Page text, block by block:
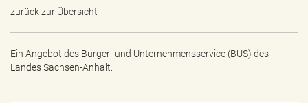
zurück zur Übersicht
Ein Angebot des Bürger- und Unternehmensservice (BUS) des
Landes Sachsen-Anhalt.